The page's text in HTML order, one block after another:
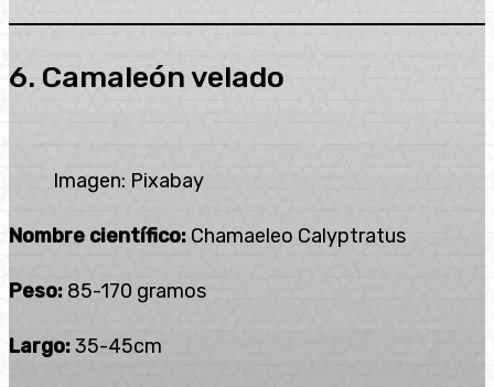
6. Camaleón velado
Imagen: Pixabay
Nombre científico: Chamaeleo Calyptratus
Peso: 85-170 gramos
Largo:35-45cm